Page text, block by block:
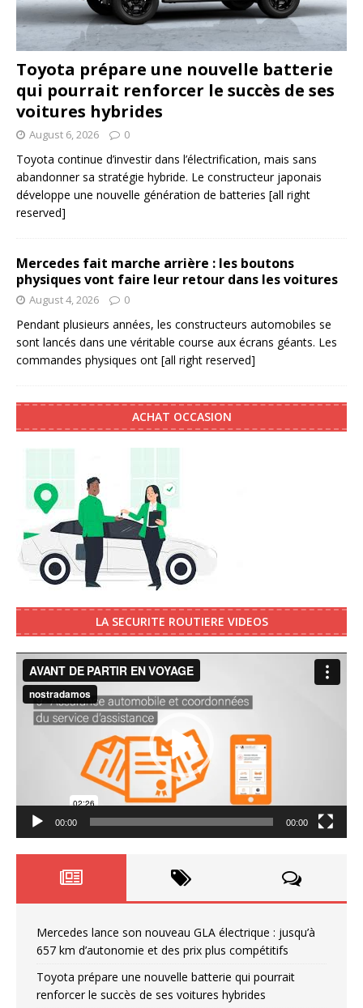
Toyota prépare une nouvelle batterie
qui pourrait renforcer le succès de ses
voitures hybrides
August 6, 2026 0
Toyota continue d’investir dans l’électrification, mais sans
abandonner sa stratégie hybride. Le constructeur japonais
développe une nouvelle génération de batteries [all right
reserved]
Mercedes fait marche arrière : les boutons
physiques vont faire leur retour dans les voitures
August 4, 2026 0
Pendant plusieurs années, les constructeurs automobiles se
sont lancés dans une véritable course aux écrans géants. Les
commandes physiques ont [all right reserved]
ACHAT OCCASION
LA SECURITE ROUTIERE VIDEOS
Video
Player
00:00 00:00
Mercedes lance son nouveau GLA électrique : jusqu’à
657 km d’autonomie et des prix plus compétitifs
Toyota prépare une nouvelle batterie qui pourrait
renforcer le succès de ses voitures hybrides